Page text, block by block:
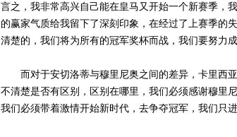
言之，我非常高兴自己能在皇马又开始一个新赛季，
的赢家气质给我留下了深刻印象，在经过了上赛季的
清楚的，我们将为所有的冠军奖杯而战，我们要努力
而对于安切洛蒂与穆里尼奥之间的差异，卡里西亚
不清楚是否有区别，区别在哪里，我们必须感谢穆里
我们必须带着激情开始新时代，去争夺冠军，我们只